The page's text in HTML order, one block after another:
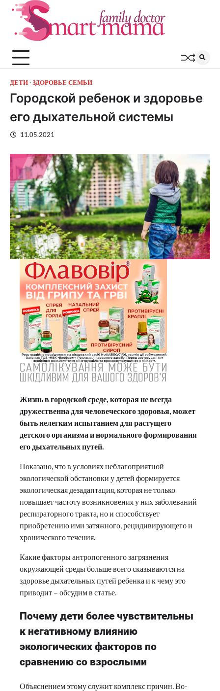
Перейти
содержимому
ДЕТИ ЗДОРОВЬЕ СЕМЬИ
Городской ребенок и здоровье
его дыхательной системы
11.05.2021
Жизнь в городской среде, которая не всегда
дружественна для человеческого здоровья, может
быть нелегким испытанием для растущего
детского организма и нормального формирования
его дыхательных путей.
Показано, что в условиях неблагоприятной
экологической обстановки у детей формируется
экологическая дезадаптация, которая не только
повышает частоту возникновения у них заболеваний
респираторного тракта, но и способствует
приобретению ими затяжного, рецидивирующего и
хронического течения.
Какие факторы антропогенного загрязнения
окружающей среды больше всего сказываются на
здоровье дыхательных путей ребенка и к чему это
приводит – обсудим в статье.
Почему дети более чувствительны
к негативному влиянию
экологических факторов по
сравнению со взрослыми
Объяснением этому служит комплекс причин. Во-